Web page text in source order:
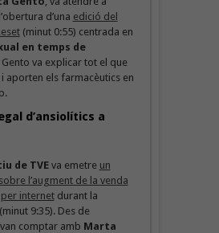
d’una edició del
(minut 0:55) centrada en
en temps de
Gento va explicar tot el que
aporten els farmacèutics en
d’ansiolítics a
de TVEva emetre un
l’augment de la venda
per internetdurant la
(minut 9:35). Des de
comptar amb Marta